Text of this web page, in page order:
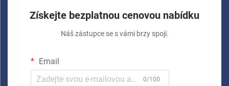
Získejte bezplatnou cenovou nabídku
Náš zástupce se s vámi brzy spojí.
Email
0/100